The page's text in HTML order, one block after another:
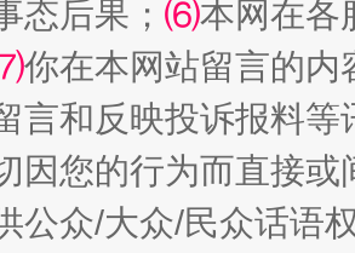
雪山、麦地、白藏房 除
态后果； ⑹本网在各
你在本网站留言的内
言和反映投诉报料
因您的行为而直接
公众/大众/民众话语